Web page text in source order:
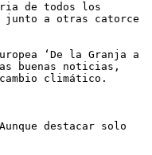
de todos los
junto a otras catorce
‘De la Granja a
buenas noticias,
climático.
destacar solo